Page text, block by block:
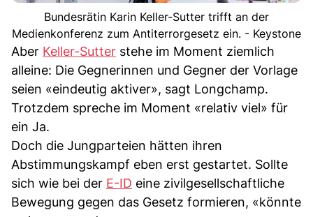
Bundesrätin Karin Keller-Sutter trifft an der
Medienkonferenz zum Antiterrorgesetz ein. - Keystone
Aber Keller-Sutter stehe im Moment ziemlich
alleine: Die Gegnerinnen und Gegner der Vorlage
seien «eindeutig aktiver», sagt Longchamp.
Trotzdem spreche im Moment «relativ viel» für
ein Ja.
Doch die Jungparteien hätten ihren
Abstimmungskampf eben erst gestartet. Sollte
sich wie bei der E-ID eine zivilgesellschaftliche
Bewegung gegen das Gesetz formieren, «könnte